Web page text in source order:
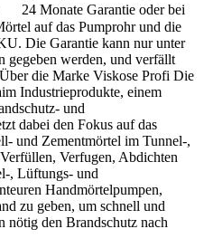
24 Monate Garantie oder bei
auf das Pumprohr und die
Die Garantie kann nur unter
gegeben werden, und verfällt
die Marke Viskose Profi Die
Industrieprodukte, einem
und
dabei den Fokus auf das
und Zementmörtel im Tunnel-,
Verfugen, Abdichten
, Lüftungs- und
Handmörtelpumpen,
zu geben, um schnell und
nötig den Brandschutz nach